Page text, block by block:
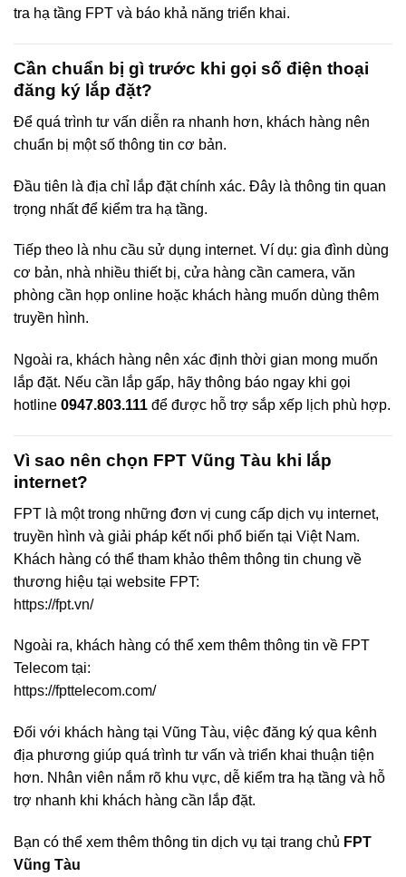
tra hạ tầng FPT và báo khả năng triển khai.
Cần chuẩn bị gì trước khi gọi số điện thoại
đăng ký lắp đặt?
Để quá trình tư vấn diễn ra nhanh hơn, khách hàng nên
chuẩn bị một số thông tin cơ bản.
Đầu tiên là địa chỉ lắp đặt chính xác. Đây là thông tin quan
trọng nhất để kiểm tra hạ tầng.
Tiếp theo là nhu cầu sử dụng internet. Ví dụ: gia đình dùng
cơ bản, nhà nhiều thiết bị, cửa hàng cần camera, văn
phòng cần họp online hoặc khách hàng muốn dùng thêm
truyền hình.
Ngoài ra, khách hàng nên xác định thời gian mong muốn
lắp đặt. Nếu cần lắp gấp, hãy thông báo ngay khi gọi
hotline 0947.803.111 để được hỗ trợ sắp xếp lịch phù hợp.
Vì sao nên chọn FPT Vũng Tàu khi lắp
internet?
FPT là một trong những đơn vị cung cấp dịch vụ internet,
truyền hình và giải pháp kết nối phổ biến tại Việt Nam.
Khách hàng có thể tham khảo thêm thông tin chung về
thương hiệu tại website FPT:
https://fpt.vn/
Ngoài ra, khách hàng có thể xem thêm thông tin về FPT
Telecom tại:
https://fpttelecom.com/
Đối với khách hàng tại Vũng Tàu, việc đăng ký qua kênh
địa phương giúp quá trình tư vấn và triển khai thuận tiện
hơn. Nhân viên nắm rõ khu vực, dễ kiểm tra hạ tầng và hỗ
trợ nhanh khi khách hàng cần lắp đặt.
Bạn có thể xem thêm thông tin dịch vụ tại trang chủ FPT
Vũng Tàu